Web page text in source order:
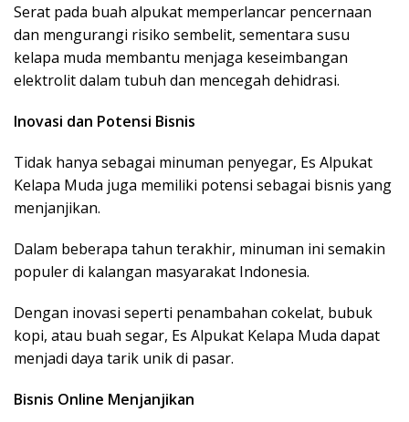
Serat pada buah alpukat memperlancar pencernaan
dan mengurangi risiko sembelit, sementara susu
kelapa muda membantu menjaga keseimbangan
elektrolit dalam tubuh dan mencegah dehidrasi.
Inovasi dan Potensi Bisnis
Tidak hanya sebagai minuman penyegar, Es Alpukat
Kelapa Muda juga memiliki potensi sebagai bisnis yang
menjanjikan.
Dalam beberapa tahun terakhir, minuman ini semakin
populer di kalangan masyarakat Indonesia.
Dengan inovasi seperti penambahan cokelat, bubuk
kopi, atau buah segar, Es Alpukat Kelapa Muda dapat
menjadi daya tarik unik di pasar.
Bisnis Online Menjanjikan